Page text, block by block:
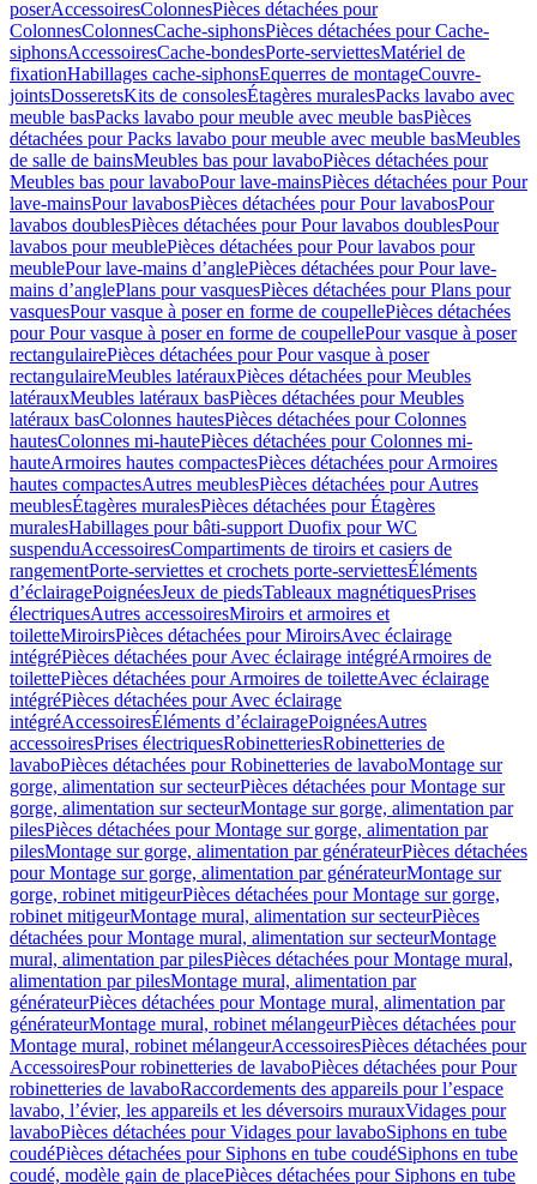
poserAccessoiresColonnesPièces détachées pour
ColonnesColonnesCache-siphonsPièces détachées pour Cache-
siphonsAccessoiresCache-bondesPorte-serviettesMatériel de
fixationHabillages cache-siphonsEquerres de montageCouvre-
jointsDosseretsKits de consolesÉtagères muralesPacks lavabo avec
meuble basPacks lavabo pour meuble avec meuble basPièces
détachées pour Packs lavabo pour meuble avec meuble basMeubles
de salle de bainsMeubles bas pour lavaboPièces détachées pour
Meubles bas pour lavaboPour lave-mainsPièces détachées pour Pour
lave-mainsPour lavabosPièces détachées pour Pour lavabosPour
lavabos doublesPièces détachées pour Pour lavabos doublesPour
lavabos pour meublePièces détachées pour Pour lavabos pour
meublePour lave-mains d’anglePièces détachées pour Pour lave-
mains d’anglePlans pour vasquesPièces détachées pour Plans pour
vasquesPour vasque à poser en forme de coupellePièces détachées
pour Pour vasque à poser en forme de coupellePour vasque à poser
rectangulairePièces détachées pour Pour vasque à poser
rectangulaireMeubles latérauxPièces détachées pour Meubles
latérauxMeubles latéraux basPièces détachées pour Meubles
latéraux basColonnes hautesPièces détachées pour Colonnes
hautesColonnes mi-hautePièces détachées pour Colonnes mi-
hauteArmoires hautes compactesPièces détachées pour Armoires
hautes compactesAutres meublesPièces détachées pour Autres
meublesÉtagères muralesPièces détachées pour Étagères
muralesHabillages pour bâti-support Duofix pour WC
suspenduAccessoiresCompartiments de tiroirs et casiers de
rangementPorte-serviettes et crochets porte-serviettesÉléments
d’éclairagePoignéesJeux de piedsTableaux magnétiquesPrises
électriquesAutres accessoiresMiroirs et armoires et
toiletteMiroirsPièces détachées pour MiroirsAvec éclairage
intégréPièces détachées pour Avec éclairage intégréArmoires de
toilettePièces détachées pour Armoires de toiletteAvec éclairage
intégréPièces détachées pour Avec éclairage
intégréAccessoiresÉléments d’éclairagePoignéesAutres
accessoiresPrises électriquesRobinetteriesRobinetteries de
lavaboPièces détachées pour Robinetteries de lavaboMontage sur
gorge, alimentation sur secteurPièces détachées pour Montage sur
gorge, alimentation sur secteurMontage sur gorge, alimentation par
pilesPièces détachées pour Montage sur gorge, alimentation par
pilesMontage sur gorge, alimentation par générateurPièces détachées
pour Montage sur gorge, alimentation par générateurMontage sur
gorge, robinet mitigeurPièces détachées pour Montage sur gorge,
robinet mitigeurMontage mural, alimentation sur secteurPièces
détachées pour Montage mural, alimentation sur secteurMontage
mural, alimentation par pilesPièces détachées pour Montage mural,
alimentation par pilesMontage mural, alimentation par
générateurPièces détachées pour Montage mural, alimentation par
générateurMontage mural, robinet mélangeurPièces détachées pour
Montage mural, robinet mélangeurAccessoiresPièces détachées pour
AccessoiresPour robinetteries de lavaboPièces détachées pour Pour
robinetteries de lavaboRaccordements des appareils pour l’espace
lavabo, l’évier, les appareils et les déversoirs murauxVidages pour
lavaboPièces détachées pour Vidages pour lavaboSiphons en tube
coudéPièces détachées pour Siphons en tube coudéSiphons en tube
coudé, modèle gain de placePièces détachées pour Siphons en tube